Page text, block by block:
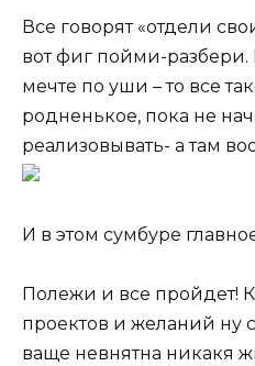
Все говорят «отдели
вот фиг пойми-разбери.
мечте по уши – то все
родненькое, пока не
реализовывать- а там
И в этом сумбуре
Полежи и все пройдет!
проектов и желаний ну
ваще невнятна никакя